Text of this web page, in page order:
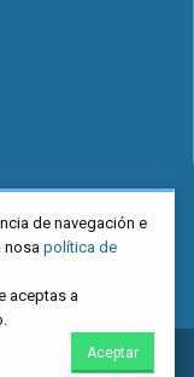
- Miguel Ferro Caaveiro
de navegación e
nosa política de
aceptas a
Aceptar